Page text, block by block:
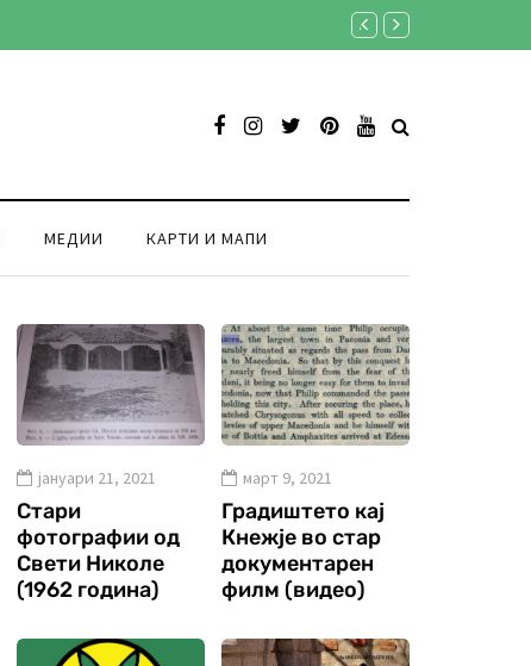
Ансамбл „Македонија“
МЕДИИ КАРТИ И МАПИ
јануари 21, 2021
Стари
фотографии од
Свети Николе
(1962 година)
март 9, 2021
Градиштето кај
Кнежје во стар
документарен
филм (видео)